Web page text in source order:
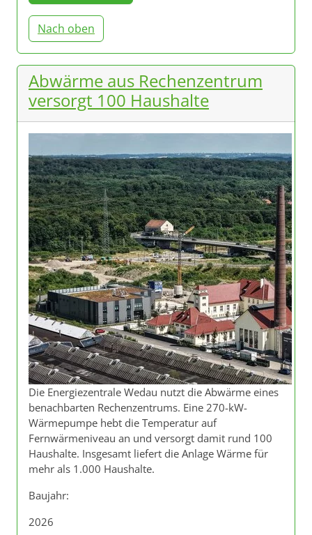
Nach oben
Abwärme aus Rechenzentrum
versorgt 100 Haushalte
Die Energiezentrale Wedau nutzt die Abwärme eines
benachbarten Rechenzentrums. Eine 270-kW-
Wärmepumpe hebt die Temperatur auf
Fernwärmeniveau an und versorgt damit rund 100
Haushalte. Insgesamt liefert die Anlage Wärme für
mehr als 1.000 Haushalte.
Baujahr:
2026